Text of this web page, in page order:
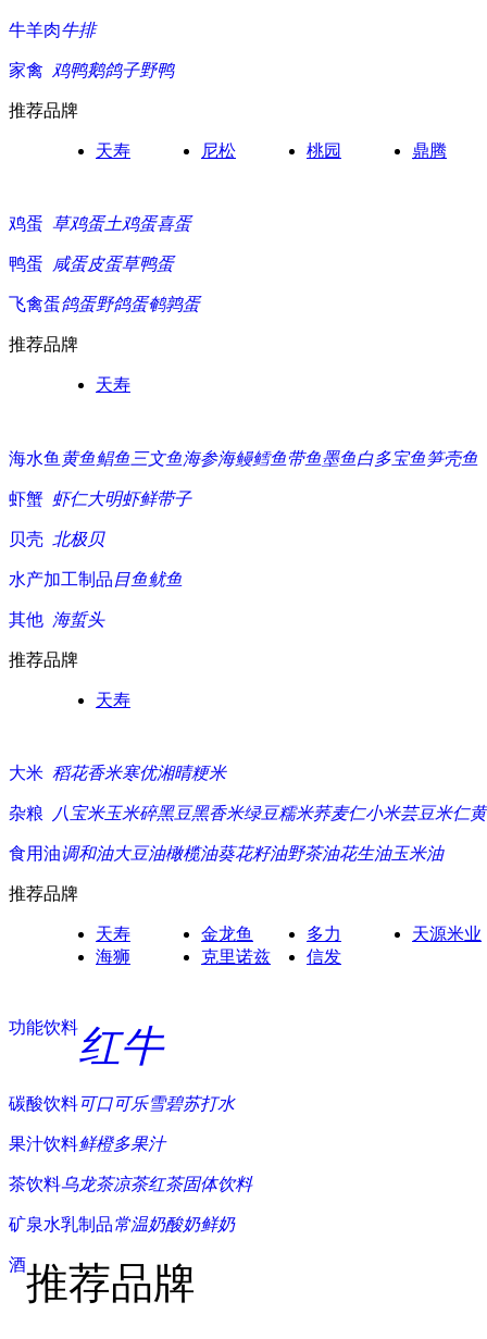
牛羊肉牛排
家禽 鸡鸭鹅鸽子野鸭
推荐品牌
天寿 尼松 桃园 鼎腾
鸡蛋 草鸡蛋土鸡蛋喜蛋
鸭蛋 咸蛋皮蛋草鸭蛋
飞禽蛋鸽蛋野鸽蛋鹌鹑蛋
推荐品牌
天寿
海水鱼 黄鱼鲳鱼 三文鱼海参海鳗鳕鱼带鱼墨鱼白多宝鱼笋壳鱼
虾蟹 虾仁大明虾鲜带子
贝壳 北极贝
水产加工制品目鱼鱿鱼
其他 海蜇头
推荐品牌
天寿
大米 稻花香米寒优湘晴粳米
杂粮 八宝米玉米碎黑豆黑香米绿豆糯米荞麦仁小米芸豆米仁
食用油调和油大豆油橄榄油葵花籽油野茶油花生油玉米油
推荐品牌
天寿 金龙鱼 多力
天源米业
海狮
克里诺兹 信发
功能饮料红牛
碳酸饮料可口可乐雪碧苏打水
果汁饮料鲜橙多果汁
茶饮料乌龙茶凉茶红茶固体饮料
矿泉水乳制品常温奶酸奶鲜奶
酒推荐品牌